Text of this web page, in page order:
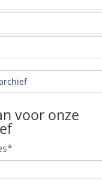
voor onze
*